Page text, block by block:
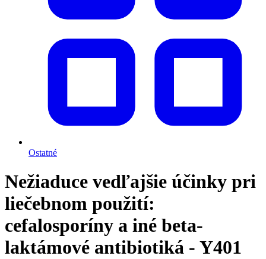
Ostatné
Nežiaduce vedľajšie účinky pri
liečebnom použití:
cefalosporíny a iné beta-
laktámové antibiotiká - Y401